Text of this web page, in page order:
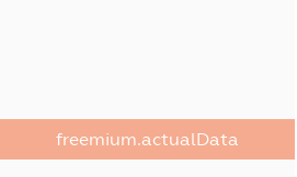
freemium.actualData